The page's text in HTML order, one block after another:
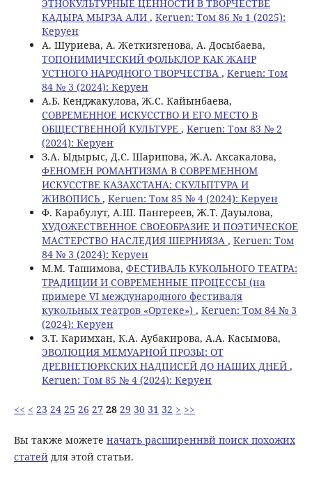
ЭТНОКУЛЬТУРНЫЕ ЦЕННОСТИ В ТВОРЧЕСТВЕ
КАДЫРА МЫРЗА АЛИ , Keruen: Том 86 № 1 (2025):
Керуен
А. Шуриева, А. Жеткизгенова, А. Досыбаева,
ТОПОНИМИЧЕСКИЙ ФОЛЬКЛОР КАК ЖАНР
УСТНОГО НАРОДНОГО ТВОРЧЕСТВА , Keruen: Том
84 № 3 (2024): Керуен
А.Б. Кенджакулова, Ж.С. Кайынбаева,
СОВРЕМЕННОЕ ИСКУССТВО И ЕГО МЕСТО В
ОБЩЕСТВЕННОЙ КУЛЬТУРЕ , Keruen: Том 83 № 2
(2024): Керуен
З.А. Ыдырыс, Д.С. Шарипова, Ж.А. Аксакалова,
ФЕНОМЕН РОМАНТИЗМА В СОВРЕМЕННОМ
ИСКУССТВЕ КАЗАХСТАНА: СКУЛЬПТУРА И
ЖИВОПИСЬ , Keruen: Том 85 № 4 (2024): Керуен
Ф. Карабулут, А.Ш. Пангереев, Ж.Т. Дауылова,
ХУДОЖЕСТВЕННОЕ СВОЕОБРАЗИЕ И ПОЭТИЧЕСКОЕ
МАСТЕРСТВО НАСЛЕДИЯ ШЕРНИЯЗА , Keruen: Том
84 № 3 (2024): Керуен
М.М. Ташимова, ФЕСТИВАЛЬ КУКОЛЬНОГО ТЕАТРА:
ТРАДИЦИИ И СОВРЕМЕННЫЕ ПРОЦЕССЫ (на
примере VI международного фестиваля
кукольных театров «Ортеке») , Keruen: Том 84 № 3
(2024): Керуен
З.Т. Каримхан, К.А. Аубакирова, А.А. Касымова,
ЭВОЛЮЦИЯ МЕМУАРНОЙ ПРОЗЫ: ОТ
ДРЕВНЕТЮРКСКИХ НАДПИСЕЙ ДО НАШИХ ДНЕЙ ,
Keruen: Том 85 № 4 (2024): Керуен
<< < 23 24 25 26 27 28 29 30 31 32 > >>
Вы также можете начать расширеннвй поиск похожих
статейдля этой статьи.